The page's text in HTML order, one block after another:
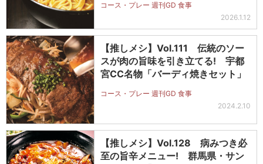
コース・プレー 週刊GD 食事
2026.1.12
【推しメシ】Vol.111 伝統のソー
スが肉の旨味を引き立てる! 宇都
宮CC名物「バーディ焼きセット」
コース・プレー 週刊GD 食事
2024.2.10
【推しメシ】Vol.128 病みつき必
至の旨辛メニュー! 群馬県・サン